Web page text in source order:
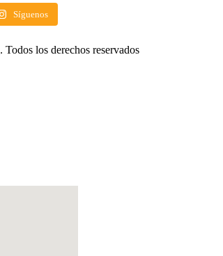
Síguenos
. Todos los derechos reservados